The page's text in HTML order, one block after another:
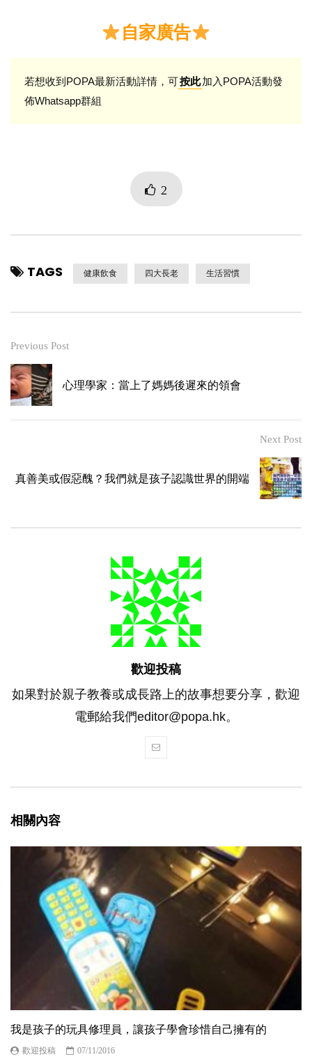
自家廣告
若想收到POPA最新活動詳情，可按此加入POPA活動發
佈Whatsapp群組
2
TAGS 健康飲食 四大長老 生活習慣
Previous Post
心理學家：當上了媽媽後遲來的領會
Next Post
真善美或假惡醜？我們就是孩子認識世界的開端
歡迎投稿
如果對於親子教養或成長路上的故事想要分享，歡迎
電郵給我們editor@popa.hk。
相關內容
我是孩子的玩具修理員，讓孩子學會珍惜自己擁有的
歡迎投稿
07/11/2016